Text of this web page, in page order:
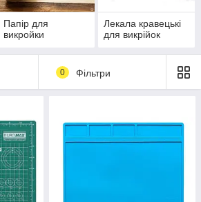
Папір для
викройки
Лекала кравецькі
для викрійок
0 Фільтри